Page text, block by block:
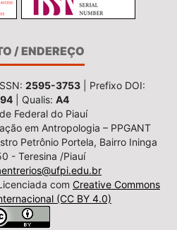
/ ENDEREÇO
2595-3753 | Prefixo DOI:
| Qualis: A4
Federal do Piauí
em Antropologia – PPGANT
Petrônio Portela, Bairro Ininga
- Teresina /Piauí
com Creative Commons
(CC BY 4.0)